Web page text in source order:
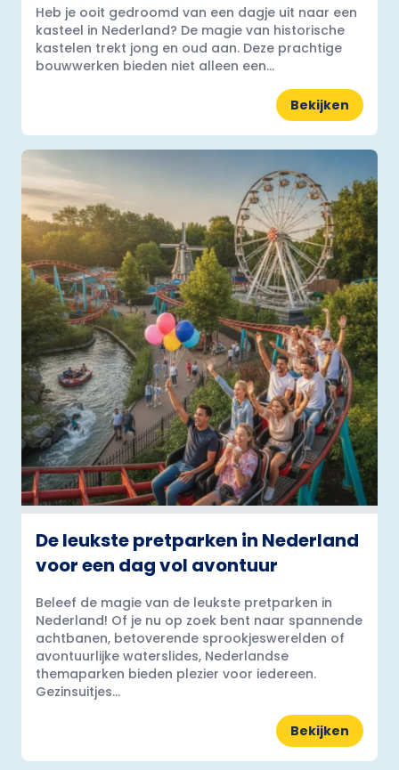
Heb je ooit gedroomd van een dagje uit naar een
kasteel in Nederland? De magie van historische
kastelen trekt jong en oud aan. Deze prachtige
bouwwerken bieden niet alleen een...
Bekijken
De leukste pretparken in Nederland
voor een dag vol avontuur
Beleef de magie van de leukste pretparken in
Nederland! Of je nu op zoek bent naar spannende
achtbanen, betoverende sprookjeswerelden of
avontuurlijke waterslides, Nederlandse
themaparken bieden plezier voor iedereen.
Gezinsuitjes...
Bekijken